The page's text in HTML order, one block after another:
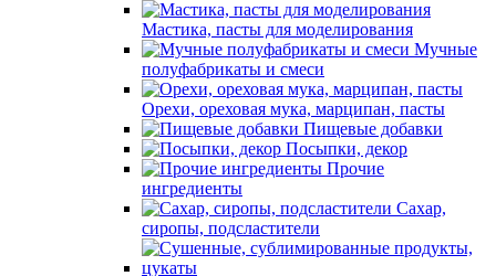
Мастика, пасты для моделирования
Мучные
полуфабрикаты и смеси
Орехи, ореховая мука, марципан, пасты
Пищевые добавки
Посыпки, декор
Прочие
ингредиенты
Сахар,
сиропы, подсластители